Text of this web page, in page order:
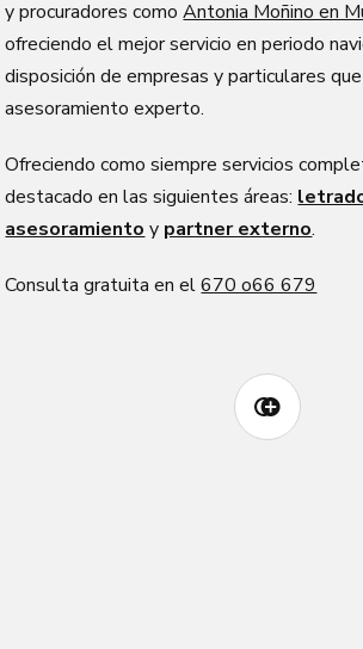
y procuradores comoAntonia Moñino en
ofreciendo el mejor servicio en periodo
disposición de empresas y particulares
asesoramiento experto.
Ofreciendo como siempre servicios
destacado en las siguientes áreas:
asesoramiento y partner externo.
Consulta gratuita en el670 o66 679